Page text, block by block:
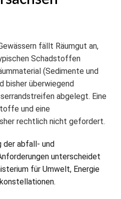
fällt Räumgut an,
Schadstoffen
(Sedimente und
bisher überwiegend
abgelegt. Eine
und eine
rechtlich nicht gefordert.
der abfall- und
unter­scheidet
für Umwelt, Energie